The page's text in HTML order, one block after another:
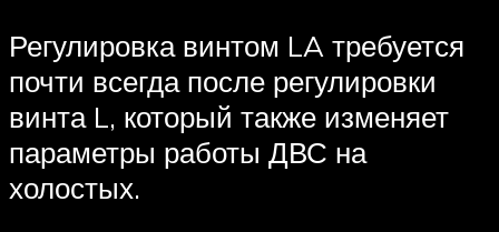
Регулировка винтом LA требуется
почти всегда после регулировки
винта L, который также изменяет
параметры работы ДВС на
холостых.